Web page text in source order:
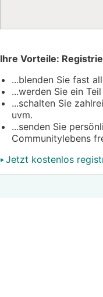
Ihre Vorteile:
...blenden Sie fast
...werden Sie ein
...schalten Sie
uvm.
...senden Sie
Communitylebens
Jetzt kostenlos